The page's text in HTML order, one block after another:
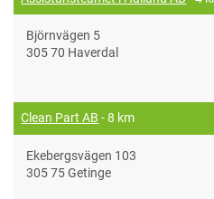
Björnvägen 5
305 70 Haverdal
Clean Part AB - 8 km
Ekebergsvägen 103
305 75 Getinge